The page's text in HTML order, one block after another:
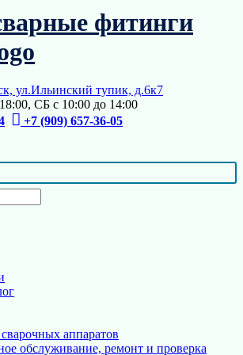
фитинги
ул.Ильинский тупик, д.6к7
СБ с 10:00 до 14:00
+7 (909) 657-36-05
аппаратов
обслуживание, ремонт и проверка